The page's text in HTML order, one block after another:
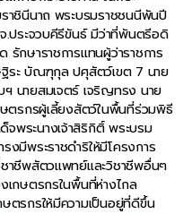
าชินีนาถ พระบรมราชชนนีพันปี
.ประจวบคีรีขันธ์ มีว่าที่พันตรีอดิ
กษาราชการแทนผู้ว่าราชการ
ระ บัณฑุกุล ปศุสัตว์เขต 7 นาย
นายสมเจตร์ เจริญทรง นาย
ษตรกรผู้เลี้ยงสัตว์ในพื้นที่ร่วมพิธี
พระนางเจ้าสิริกิติ์ พระบรม
มีพระราชดำริให้มีโครงการ
าชีพสัตวแพทย์และวิชาชีพอื่นๆ
เกษตรกรในพื้นที่ห่างไกล
ตรกรให้มีความเป็นอยู่ที่ดีขึ้น